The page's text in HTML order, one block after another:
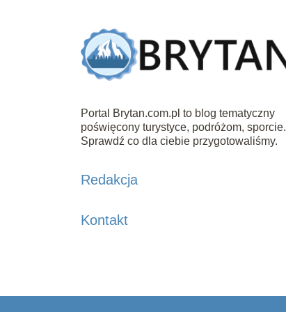
Portal Brytan.com.pl to blog tematyczny
poświęcony turystyce, podróżom, sporcie.
Sprawdź co dla ciebie przygotowaliśmy.
Redakcja
Kontakt